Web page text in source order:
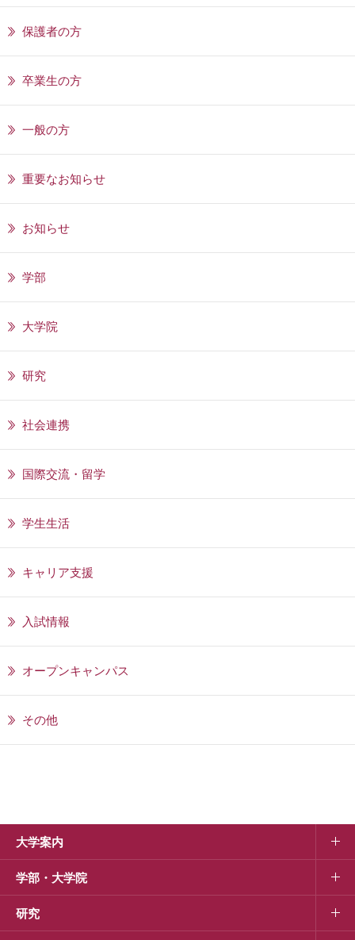
保護者の方
卒業生の方
一般の方
重要なお知らせ
お知らせ
学部
大学院
研究
社会連携
国際交流・留学
学生生活
キャリア支援
入試情報
オープンキャンパス
その他
大学案内
学部・大学院
研究